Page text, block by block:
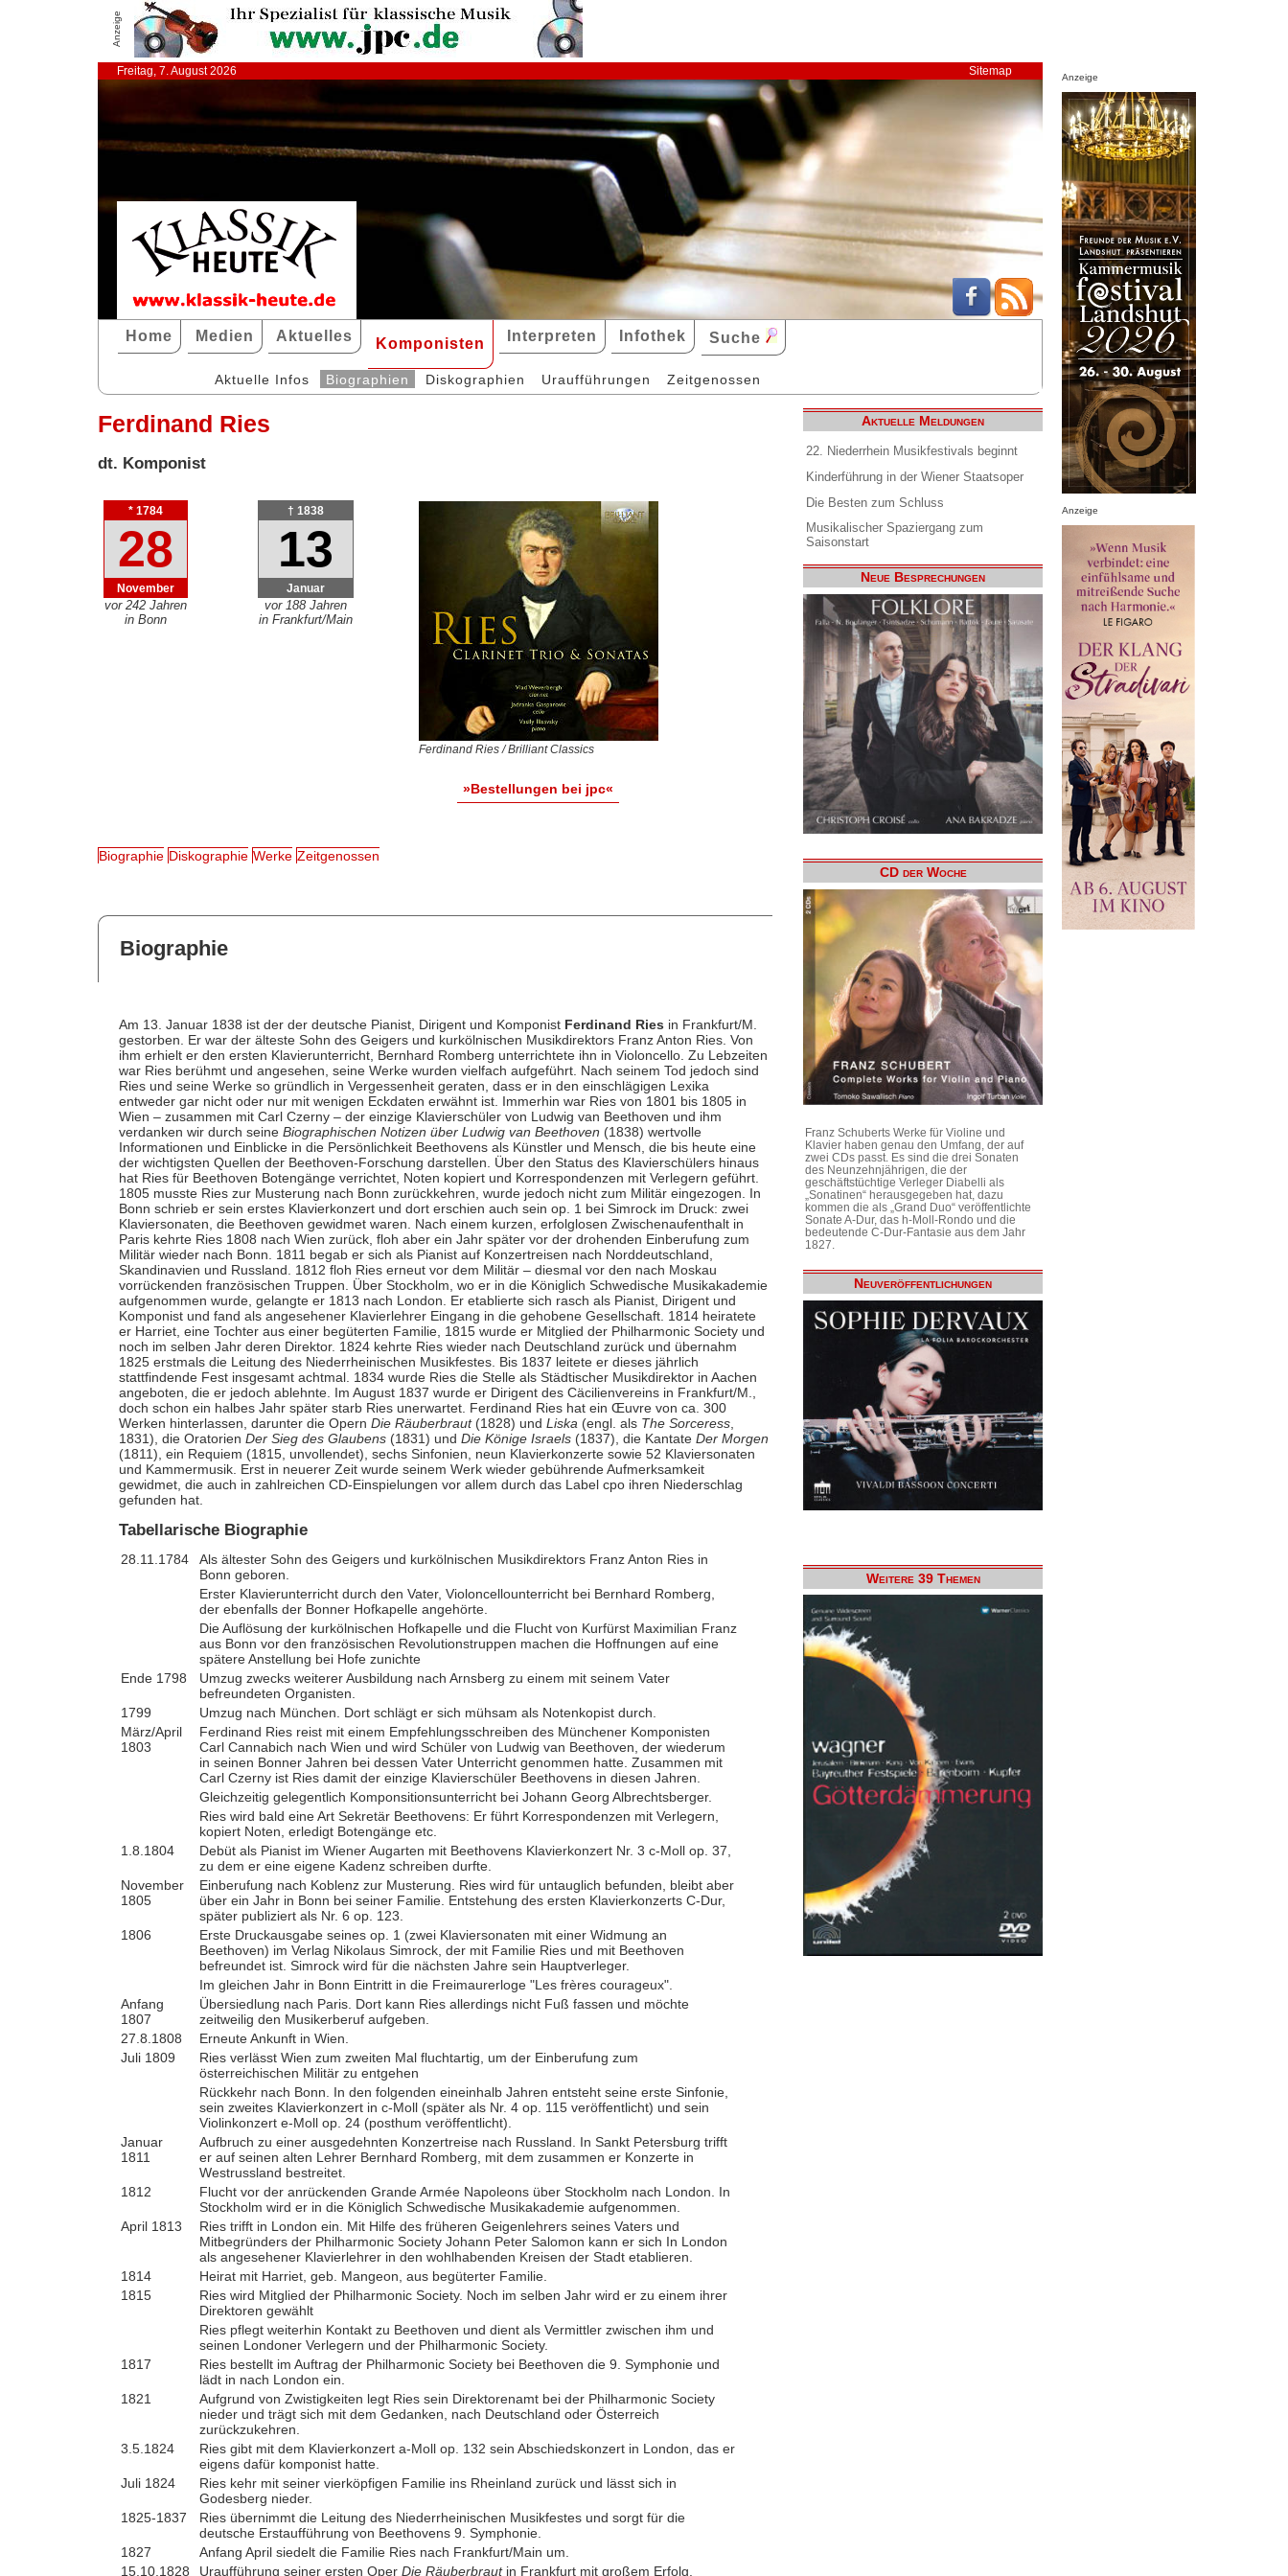
Anzeige
Freitag, 7. August 2026 Sitemap
Home Medien Aktuelles Komponisten Interpreten Infothek Suche
Aktuelle Infos Biographien Diskographien Uraufführungen Zeitgenossen
Ferdinand Ries
dt. Komponist
* 1784
28
November
vor 242 Jahren
in Bonn
† 1838
13
Januar
vor 188 Jahren
in Frankfurt/Main
Ferdinand Ries / Brilliant Classics
»Bestellungen bei jpc«
Biographie Diskographie Werke Zeitgenossen
Biographie
Am 13. Januar 1838 ist der der deutsche Pianist, Dirigent und Komponist Ferdinand Ries in Frankfurt/M.
gestorben. Er war der älteste Sohn des Geigers und kurkölnischen Musikdirektors Franz Anton Ries. Von
ihm erhielt er den ersten Klavierunterricht, Bernhard Romberg unterrichtete ihn in Violoncello. Zu Lebzeiten
war Ries berühmt und angesehen, seine Werke wurden vielfach aufgeführt. Nach seinem Tod jedoch sind
Ries und seine Werke so gründlich in Vergessenheit geraten, dass er in den einschlägigen Lexika
entweder gar nicht oder nur mit wenigen Eckdaten erwähnt ist. Immerhin war Ries von 1801 bis 1805 in
Wien – zusammen mit Carl Czerny – der einzige Klavierschüler von Ludwig van Beethoven und ihm
verdanken wir durch seine Biographischen Notizen über Ludwig van Beethoven (1838) wertvolle
Informationen und Einblicke in die Persönlichkeit Beethovens als Künstler und Mensch, die bis heute eine
der wichtigsten Quellen der Beethoven-Forschung darstellen. Über den Status des Klavierschülers hinaus
hat Ries für Beethoven Botengänge verrichtet, Noten kopiert und Korrespondenzen mit Verlegern geführt.
1805 musste Ries zur Musterung nach Bonn zurückkehren, wurde jedoch nicht zum Militär eingezogen. In
Bonn schrieb er sein erstes Klavierkonzert und dort erschien auch sein op. 1 bei Simrock im Druck: zwei
Klaviersonaten, die Beethoven gewidmet waren. Nach einem kurzen, erfolglosen Zwischenaufenthalt in
Paris kehrte Ries 1808 nach Wien zurück, floh aber ein Jahr später vor der drohenden Einberufung zum
Militär wieder nach Bonn. 1811 begab er sich als Pianist auf Konzertreisen nach Norddeutschland,
Skandinavien und Russland. 1812 floh Ries erneut vor dem Militär – diesmal vor den nach Moskau
vorrückenden französischen Truppen. Über Stockholm, wo er in die Königlich Schwedische Musikakademie
aufgenommen wurde, gelangte er 1813 nach London. Er etablierte sich rasch als Pianist, Dirigent und
Komponist und fand als angesehener Klavierlehrer Eingang in die gehobene Gesellschaft. 1814 heiratete
er Harriet, eine Tochter aus einer begüterten Familie, 1815 wurde er Mitglied der Philharmonic Society und
noch im selben Jahr deren Direktor. 1824 kehrte Ries wieder nach Deutschland zurück und übernahm
1825 erstmals die Leitung des Niederrheinischen Musikfestes. Bis 1837 leitete er dieses jährlich
stattfindende Fest insgesamt achtmal. 1834 wurde Ries die Stelle als Städtischer Musikdirektor in Aachen
angeboten, die er jedoch ablehnte. Im August 1837 wurde er Dirigent des Cäcilienvereins in Frankfurt/M.,
doch schon ein halbes Jahr später starb Ries unerwartet. Ferdinand Ries hat ein Œuvre von ca. 300
Werken hinterlassen, darunter die Opern Die Räuberbraut(1828) und Liska (engl. als The Sorceress,
1831), die Oratorien Der Sieg des Glaubens(1831) und Die Könige Israels(1837), die Kantate Der Morgen
(1811), ein Requiem (1815, unvollendet), sechs Sinfonien, neun Klavierkonzerte sowie 52 Klaviersonaten
und Kammermusik. Erst in neuerer Zeit wurde seinem Werk wieder gebührende Aufmerksamkeit
gewidmet, die auch in zahlreichen CD-Einspielungen vor allem durch das Label cpo ihren Niederschlag
gefunden hat.
Tabellarische Biographie
28.11.1784
Als ältester Sohn des Geigers und kurkölnischen Musikdirektors Franz Anton Ries in
Bonn geboren.
Erster Klavierunterricht durch den Vater, Violoncellounterricht bei Bernhard Romberg,
der ebenfalls der Bonner Hofkapelle angehörte.
Die Auflösung der kurkölnischen Hofkapelle und die Flucht von Kurfürst Maximilian Franz
aus Bonn vor den französischen Revolutionstruppen machen die Hoffnungen auf eine
spätere Anstellung bei Hofe zunichte
Ende 1798
Umzug zwecks weiterer Ausbildung nach Arnsberg zu einem mit seinem Vater
befreundeten Organisten.
1799
Umzug nach München. Dort schlägt er sich mühsam als Notenkopist durch.
März/April
1803
Ferdinand Ries reist mit einem Empfehlungsschreiben des Münchener Komponisten
Carl Cannabich nach Wien und wird Schüler von Ludwig van Beethoven, der wiederum
in seinen Bonner Jahren bei dessen Vater Unterricht genommen hatte. Zusammen mit
Carl Czerny ist Ries damit der einzige Klavierschüler Beethovens in diesen Jahren.
Gleichzeitig gelegentlich Komponsitionsunterricht bei Johann Georg Albrechtsberger.
Ries wird bald eine Art Sekretär Beethovens: Er führt Korrespondenzen mit Verlegern,
kopiert Noten, erledigt Botengänge etc.
1.8.1804
Debüt als Pianist im Wiener Augarten mit Beethovens Klavierkonzert Nr. 3 c-Moll op. 37,
zu dem er eine eigene Kadenz schreiben durfte.
November
1805
Einberufung nach Koblenz zur Musterung. Ries wird für untauglich befunden, bleibt aber
über ein Jahr in Bonn bei seiner Familie. Entstehung des ersten Klavierkonzerts C-Dur,
später publiziert als Nr. 6 op. 123.
1806
Erste Druckausgabe seines op. 1 (zwei Klaviersonaten mit einer Widmung an
Beethoven) im Verlag Nikolaus Simrock, der mit Familie Ries und mit Beethoven
befreundet ist. Simrock wird für die nächsten Jahre sein Hauptverleger.
Im gleichen Jahr in Bonn Eintritt in die Freimaurerloge "Les frères courageux".
Anfang
1807
Übersiedlung nach Paris. Dort kann Ries allerdings nicht Fuß fassen und möchte
zeitweilig den Musikerberuf aufgeben.
27.8.1808
Erneute Ankunft in Wien.
Juli 1809
Ries verlässt Wien zum zweiten Mal fluchtartig, um der Einberufung zum
österreichischen Militär zu entgehen
Rückkehr nach Bonn. In den folgenden eineinhalb Jahren entsteht seine erste Sinfonie,
sein zweites Klavierkonzert in c-Moll (später als Nr. 4 op. 115 veröffentlicht) und sein
Violinkonzert e-Moll op. 24 (posthum veröffentlicht).
Januar
1811
Aufbruch zu einer ausgedehnten Konzertreise nach Russland. In Sankt Petersburg trifft
er auf seinen alten Lehrer Bernhard Romberg, mit dem zusammen er Konzerte in
Westrussland bestreitet.
1812
Flucht vor der anrückenden Grande Armée Napoleons über Stockholm nach London. In
Stockholm wird er in die Königlich Schwedische Musikakademie aufgenommen.
April 1813
Ries trifft in London ein. Mit Hilfe des früheren Geigenlehrers seines Vaters und
Mitbegründers der Philharmonic Society Johann Peter Salomon kann er sich In London
als angesehener Klavierlehrer in den wohlhabenden Kreisen der Stadt etablieren.
1814
Heirat mit Harriet, geb. Mangeon, aus begüterter Familie.
1815
Ries wird Mitglied der Philharmonic Society. Noch im selben Jahr wird er zu einem ihrer
Direktoren gewählt
Ries pflegt weiterhin Kontakt zu Beethoven und dient als Vermittler zwischen ihm und
seinen Londoner Verlegern und der Philharmonic Society.
1817
Ries bestellt im Auftrag der Philharmonic Society bei Beethoven die 9. Symphonie und
lädt in nach London ein.
1821
Aufgrund von Zwistigkeiten legt Ries sein Direktorenamt bei der Philharmonic Society
nieder und trägt sich mit dem Gedanken, nach Deutschland oder Österreich
zurückzukehren.
3.5.1824
Ries gibt mit dem Klavierkonzert a-Moll op. 132 sein Abschiedskonzert in London, das er
eigens dafür komponist hatte.
Juli 1824
Ries kehr mit seiner vierköpfigen Familie ins Rheinland zurück und lässt sich in
Godesberg nieder.
1825-1837
Ries übernimmt die Leitung des Niederrheinischen Musikfestes und sorgt für die
deutsche Erstaufführung von Beethovens 9. Symphonie.
1827
Anfang April siedelt die Familie Ries nach Frankfurt/Main um.
15.10.1828
Uraufführung seiner ersten Oper Die Räuberbrautin Frankfurt mit großem Erfolg.
Aktuelle Meldungen
22. Niederrhein Musikfestivals beginnt
Kinderführung in der Wiener Staatsoper
Die Besten zum Schluss
Musikalischer Spaziergang zum
Saisonstart
Neue Besprechungen
CD der Woche
Franz Schuberts Werke für Violine und
Klavier haben genau den Umfang, der auf
zwei CDs passt. Es sind die drei Sonaten
des Neunzehnjährigen, die der
geschäftstüchtige Verleger Diabelli als
„Sonatinen“ herausgegeben hat, dazu
kommen die als „Grand Duo“ veröffentlichte
Sonate A-Dur, das h-Moll-Rondo und die
bedeutende C-Dur-Fantasie aus dem Jahr
1827.
Neuveröffentlichungen
Weitere 39 Themen
Anzeige
Anzeige